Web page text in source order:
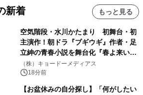
新着 もっと見る
空気階段・水川かたまり 初舞台・初
主演作！朝ドラ『ブギウギ』作者・足
立紳の青春小説を舞台化『春よ来い、
マジで来い』キービジュアル解禁！
（株）キョードーメディアス
18分前
【お盆休みの自分探し】「何がしたい